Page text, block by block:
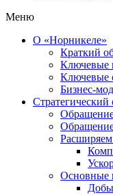
Меню
О «Норникеле»
Краткий
Ключевые
Ключевые
Бизнес-
Стратегический
Обращение
Основные